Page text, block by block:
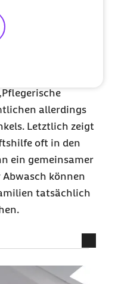
mit mindestens 80
Als
das zur
wenn die
allerdings
Letztlich zeigt
oft in den
ein gemeinsamer
können
tatsächlich
Nr. 478 vom